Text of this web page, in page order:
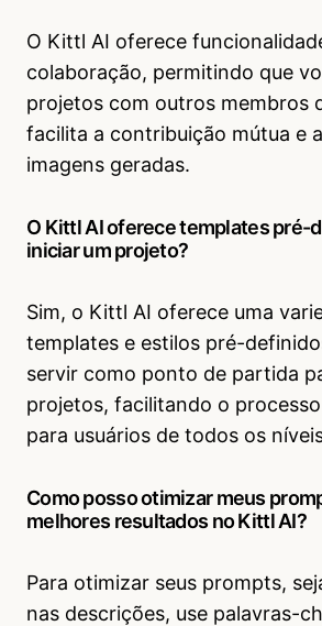
O Kittl AI oferece
colaboração, permitindo que
projetos com outros membros
facilita a contribuição mútua e
imagens geradas.
O Kittl AI oferece templates pré-
iniciar um projeto?
Sim, o Kittl AI oferece uma
templates e estilos pré-
servir como ponto de partida
projetos, facilitando o
para usuários de todos os
Como posso otimizar meus
melhores resultados no Kittl AI?
Para otimizar seus prompts,
nas descrições, use palavras-